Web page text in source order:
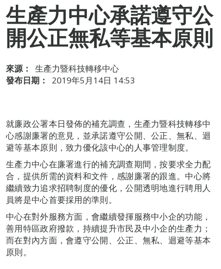
生產力中心承諾遵守公
開公正無私等基本原則
來源：
生產力暨科技轉移中心
發布日期：
2019年5月14日 14:53
就廉政公署本日發佈的補充調查，生產力暨科技轉移中
心感謝廉署的意見，並承諾遵守公開、公正、無私、迴
避等基本原則，致力優化該中心的人事管理制度。
生產力中心在廉署進行的補充調查期間，按要求全力配
合，提供所需的資料和文件，感謝廉署的跟進。中心將
繼續致力追求招聘制度的優化，公開透明地進行聘用人
員將是中心首要採用的準則。
中心在對外服務方面，會繼續發揮服務中小企的功能，
善用特區政府撥款，持續提升市民及中小企的生產力；
而在對內方面，會遵守公開、公正、無私、迴避等基本
原則。